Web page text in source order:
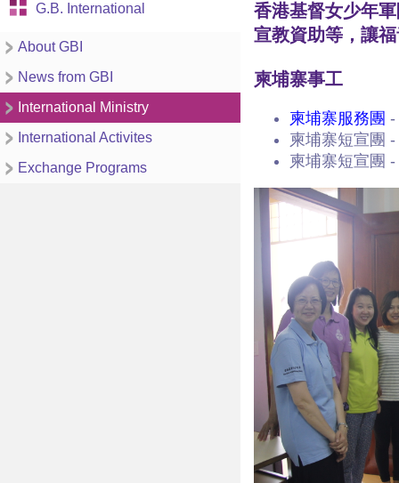
G.B. International
About GBI
News from GBI
International Ministry
International Activites
Exchange Programs
香港基督女少年
宣教資助等，讓
柬埔寨事工
柬埔寨服務團 -
柬埔寨短宣團
柬埔寨短宣團